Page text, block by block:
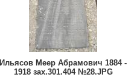
Ильясов Меер Абрамович 1884 -
1918 зах.301.404 №28.JPG